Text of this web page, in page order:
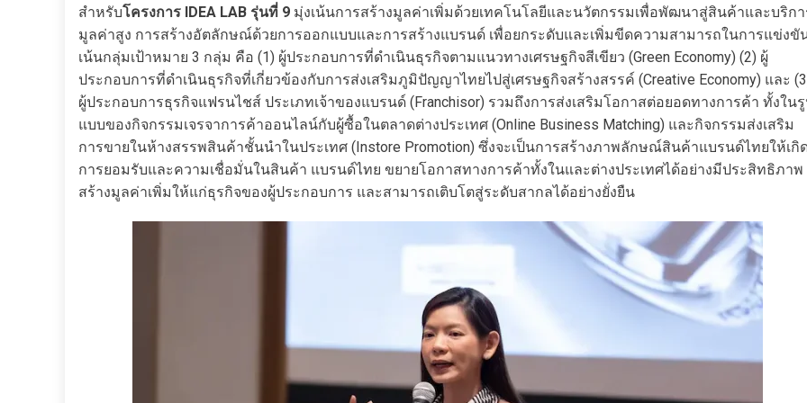
สำหรับโครงการ IDEA LAB รุ่นที่ 9 มุ่งเน้นการสร้างมูลค่าเพิ่มด้วยเทคโนโลยีและนวัตกรรมเพื่อพัฒนาสู่สินค้าและบริกา
มูลค่าสูง การสร้างอัตลักษณ์ด้วยการออกแบบและการสร้างแบรนด์ เพื่อยกระดับและเพิ่มขีดความสามารถในการแข่งขั
เน้นกลุ่มเป้าหมาย 3 กลุ่ม คือ (1) ผู้ประกอบการที่ดำเนินธุรกิจตามแนวทางเศรษฐกิจสีเขียว (Green Economy) (2) ผู้
ประกอบการที่ดำเนินธุรกิจที่เกี่ยวข้องกับการส่งเสริมภูมิปัญญาไทยไปสู่เศรษฐกิจสร้างสรรค์ (Creative Economy) และ
ผู้ประกอบการธุรกิจแฟรนไชส์ ประเภทเจ้าของแบรนด์ (Franchisor) รวมถึงการส่งเสริมโอกาสต่อยอดทางการค้า ทั้งใน
แบบของกิจกรรมเจรจาการค้าออนไลน์กับผู้ซื้อในตลาดต่างประเทศ (Online Business Matching) และกิจกรรมส่งเสริม
การขายในห้างสรรพสินค้าชั้นนำในประเทศ (Instore Promotion) ซึ่งจะเป็นการสร้างภาพลักษณ์สินค้าแบรนด์ไทยให้เกิ
การยอมรับและความเชื่อมั่นในสินค้า แบรนด์ไทย ขยายโอกาสทางการค้าทั้งในและต่างประเทศได้อย่างมีประสิทธิภาพ
สร้างมูลค่าเพิ่มให้แก่ธุรกิจของผู้ประกอบการ และสามารถเติบโตสู่ระดับสากลได้อย่างยั่งยืน